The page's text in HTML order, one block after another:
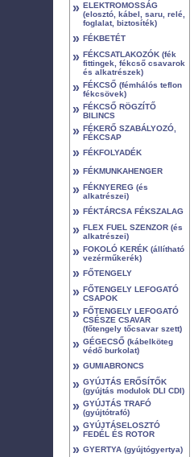
» ELEKTROMOSSÁG
(elosztó, kábel, saru, relé,
foglalat, biztosíték)
» FÉKBETÉT
» FÉKCSATLAKOZÓK (fék
fittingek, fékcső csavarok
és alkatrészek)
» FÉKCSŐ (fémhálós teflon
fékcsövek)
» FÉKCSŐ RÖGZÍTŐ
BILINCS
» FÉKERŐ SZABÁLYOZÓ,
FÉKCSAP
» FÉKFOLYADÉK
» FÉKMUNKAHENGER
» FÉKNYEREG (és
alkatrészei)
» FÉKTÁRCSA FÉKSZALAG
» FLEX FUEL SZENZOR (és
alkatrészei)
» FOKOLÓ KERÉK (állítható
vezérműkerék)
» FŐTENGELY
» FŐTENGELY LEFOGATÓ
CSAPOK
» FŐTENGELY LEFOGATÓ
CSÉSZE CSAVAR
(főtengely tőcsavar szett)
» GÉGECSŐ (kábelköteg
védő burkolat)
» GUMIABRONCS
» GYÚJTÁS ERŐSÍTŐK
(gyújtás modulok DLI CDI)
» GYÚJTÁS TRAFÓ
(gyújtótrafó)
» GYÚJTÁSELOSZTÓ
FEDÉL ÉS ROTOR
» GYERTYA (gyújtógyertya)